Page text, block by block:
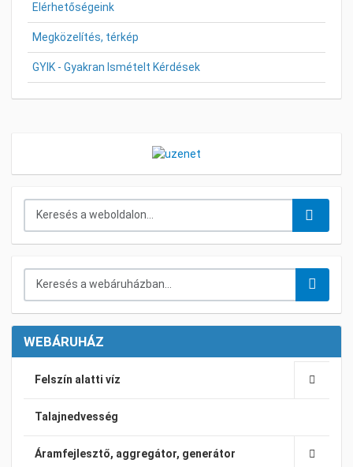
Elérhetőségeink
Megközelítés, térkép
GYIK - Gyakran Ismételt Kérdések
WEBÁRUHÁZ
Felszín alatti víz
Talajnedvesség
Áramfejlesztő, aggregátor, generátor